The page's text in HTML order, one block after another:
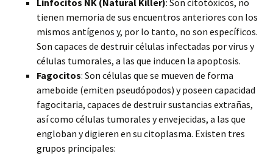
Linfocitos NK (Natural Killer): Son citotóxicos, no
tienen memoria de sus encuentros anteriores con los
mismos antígenos y, por lo tanto, no son específicos.
Son capaces de destruir células infectadas por virus y
células tumorales, a las que inducen la apoptosis.
Fagocitos: Son células que se mueven de forma
ameboide (emiten pseudópodos) y poseen capacidad
fagocitaria, capaces de destruir sustancias extrañas,
así como células tumorales y envejecidas, a las que
engloban y digieren en su citoplasma. Existen tres
grupos principales: